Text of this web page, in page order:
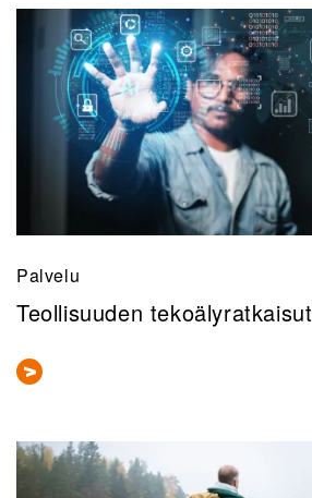
Palvelu
Teollisuuden tekoälyratkaisut